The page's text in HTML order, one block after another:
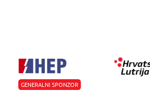
GENERALNI SPONZOR